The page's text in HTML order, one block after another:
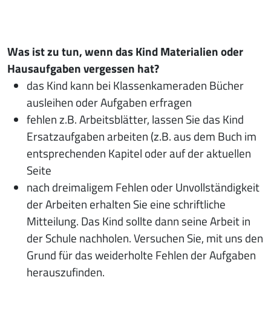
Was ist zu tun, wenn das Kind Materialien oder
Hausaufgaben vergessen hat?
das Kind kann bei Klassenkameraden Bücher
ausleihen oder Aufgaben erfragen
fehlen z.B. Arbeitsblätter, lassen Sie das Kind
Ersatzaufgaben arbeiten (z.B. aus dem Buch im
entsprechenden Kapitel oder auf der aktuellen
Seite
nach dreimaligem Fehlen oder Unvollständigkeit
der Arbeiten erhalten Sie eine schriftliche
Mitteilung. Das Kind sollte dann seine Arbeit in
der Schule nachholen. Versuchen Sie, mit uns den
Grund für das weiderholte Fehlen der Aufgaben
herauszufinden.